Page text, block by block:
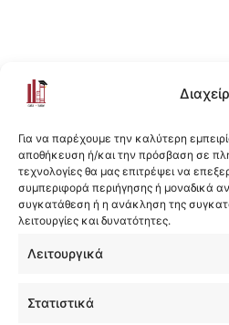
Για να παρέχουμε την καλύτερη
αποθήκευση ή/και την πρόσβαση σε
τεχνολογίες θα μας επιτρέψει να
συμπεριφορά περιήγησης ή μοναδικά
συγκατάθεση ή η ανάκληση της
λειτουργίες και δυνατότητες.
Λειτουργικά
Στατιστικά